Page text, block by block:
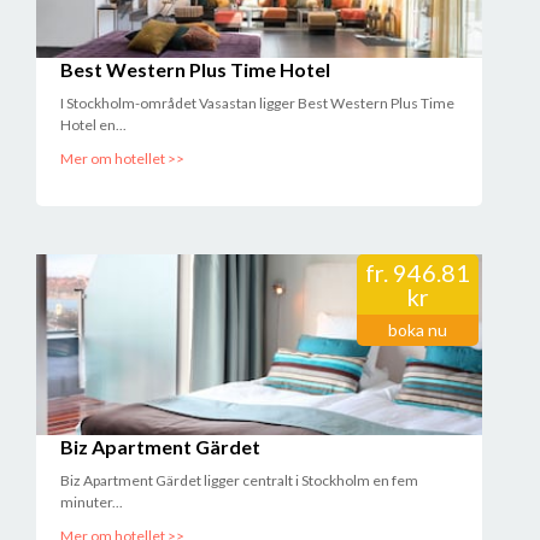
Best Western Plus Time Hotel
I Stockholm-området Vasastan ligger Best Western Plus Time
Hotel en...
Mer om hotellet >>
fr. 946.81
kr
boka nu
Biz Apartment Gärdet
Biz Apartment Gärdet ligger centralt i Stockholm en fem
minuter...
Mer om hotellet >>